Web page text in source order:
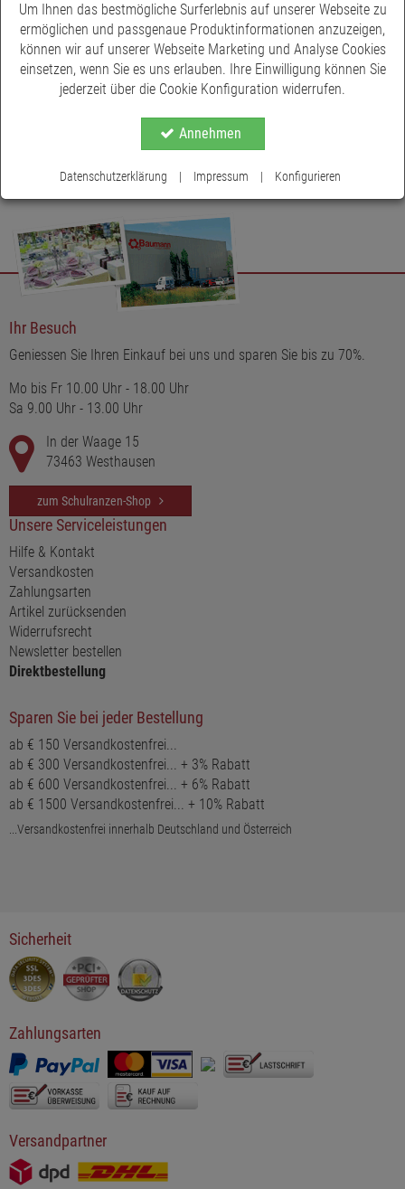
Ihr Besuch
Geniessen Sie Ihren Einkauf bei uns und sparen Sie bis zu 70%.
Mo bis Fr 10.00 Uhr - 18.00 Uhr
Sa 9.00 Uhr - 13.00 Uhr
In der Waage 15
73463 Westhausen
zum Schulranzen-Shop
Unsere Serviceleistungen
Hilfe & Kontakt
Versandkosten
Zahlungsarten
Artikel zurücksenden
Widerrufsrecht
Newsletter bestellen
Direktbestellung
Sparen Sie bei jeder Bestellung
ab € 150 Versandkostenfrei...
ab € 300 Versandkostenfrei... + 3% Rabatt
ab € 600 Versandkostenfrei... + 6% Rabatt
ab € 1500 Versandkostenfrei... + 10% Rabatt
...Versandkostenfrei innerhalb Deutschland und Österreich
Sicherheit
Zahlungsarten
Versandpartner
Um Ihnen das bestmögliche Surferlebnis auf unserer Webseite zu
ermöglichen und passgenaue Produktinformationen anzuzeigen,
können wir auf unserer Webseite Marketing und Analyse Cookies
einsetzen, wenn Sie es uns erlauben. Ihre Einwilligung können Sie
jederzeit über die Cookie Konfiguration widerrufen.
Annehmen
Datenschutzerklärung | Impressum | Konfigurieren